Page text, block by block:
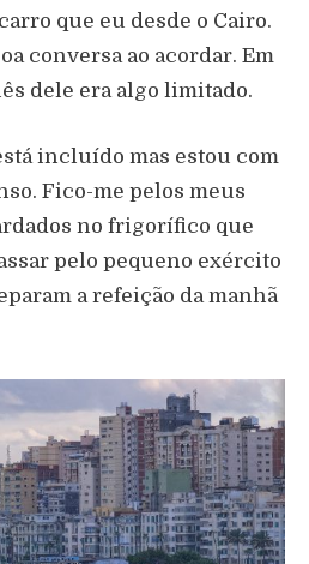
que eu desde o Cairo.
conversa ao acordar. Em
dele era algo limitado.
incluído mas estou com
Fico-me pelos meus
no frigorífico que
pelo pequeno exército
a refeição da manhã